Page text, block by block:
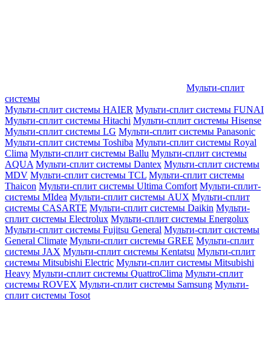
Мульти-сплит
системы
Мульти-сплит системы HAIER Мульти-сплит системы FUNAI
Мульти-сплит системы Hitachi Мульти-сплит системы Hisense
Мульти-сплит системы LG Мульти-сплит системы Panasonic
Мульти-сплит системы Toshiba Мульти-сплит системы Royal
Clima Мульти-сплит системы Ballu Мульти-сплит системы
AQUA Мульти-сплит системы Dantex Мульти-сплит системы
MDV Мульти-сплит системы TCL Мульти-сплит системы
Thaicon Мульти-сплит системы Ultima Comfort Мульти-сплит-
системы MIdea Мульти-сплит системы AUX Мульти-сплит
системы CASARTE Мульти-сплит системы Daikin Мульти-
сплит системы Electrolux Мульти-сплит системы Energolux
Мульти-сплит системы Fujitsu General Мульти-сплит системы
General Climate Мульти-сплит системы GREE Мульти-сплит
системы JAX Мульти-сплит системы Kentatsu Мульти-сплит
системы Mitsubishi Electric Мульти-сплит системы Mitsubishi
Heavy Мульти-сплит системы QuattroClima Мульти-сплит
системы ROVEX Мульти-сплит системы Samsung Мульти-
сплит системы Tosot